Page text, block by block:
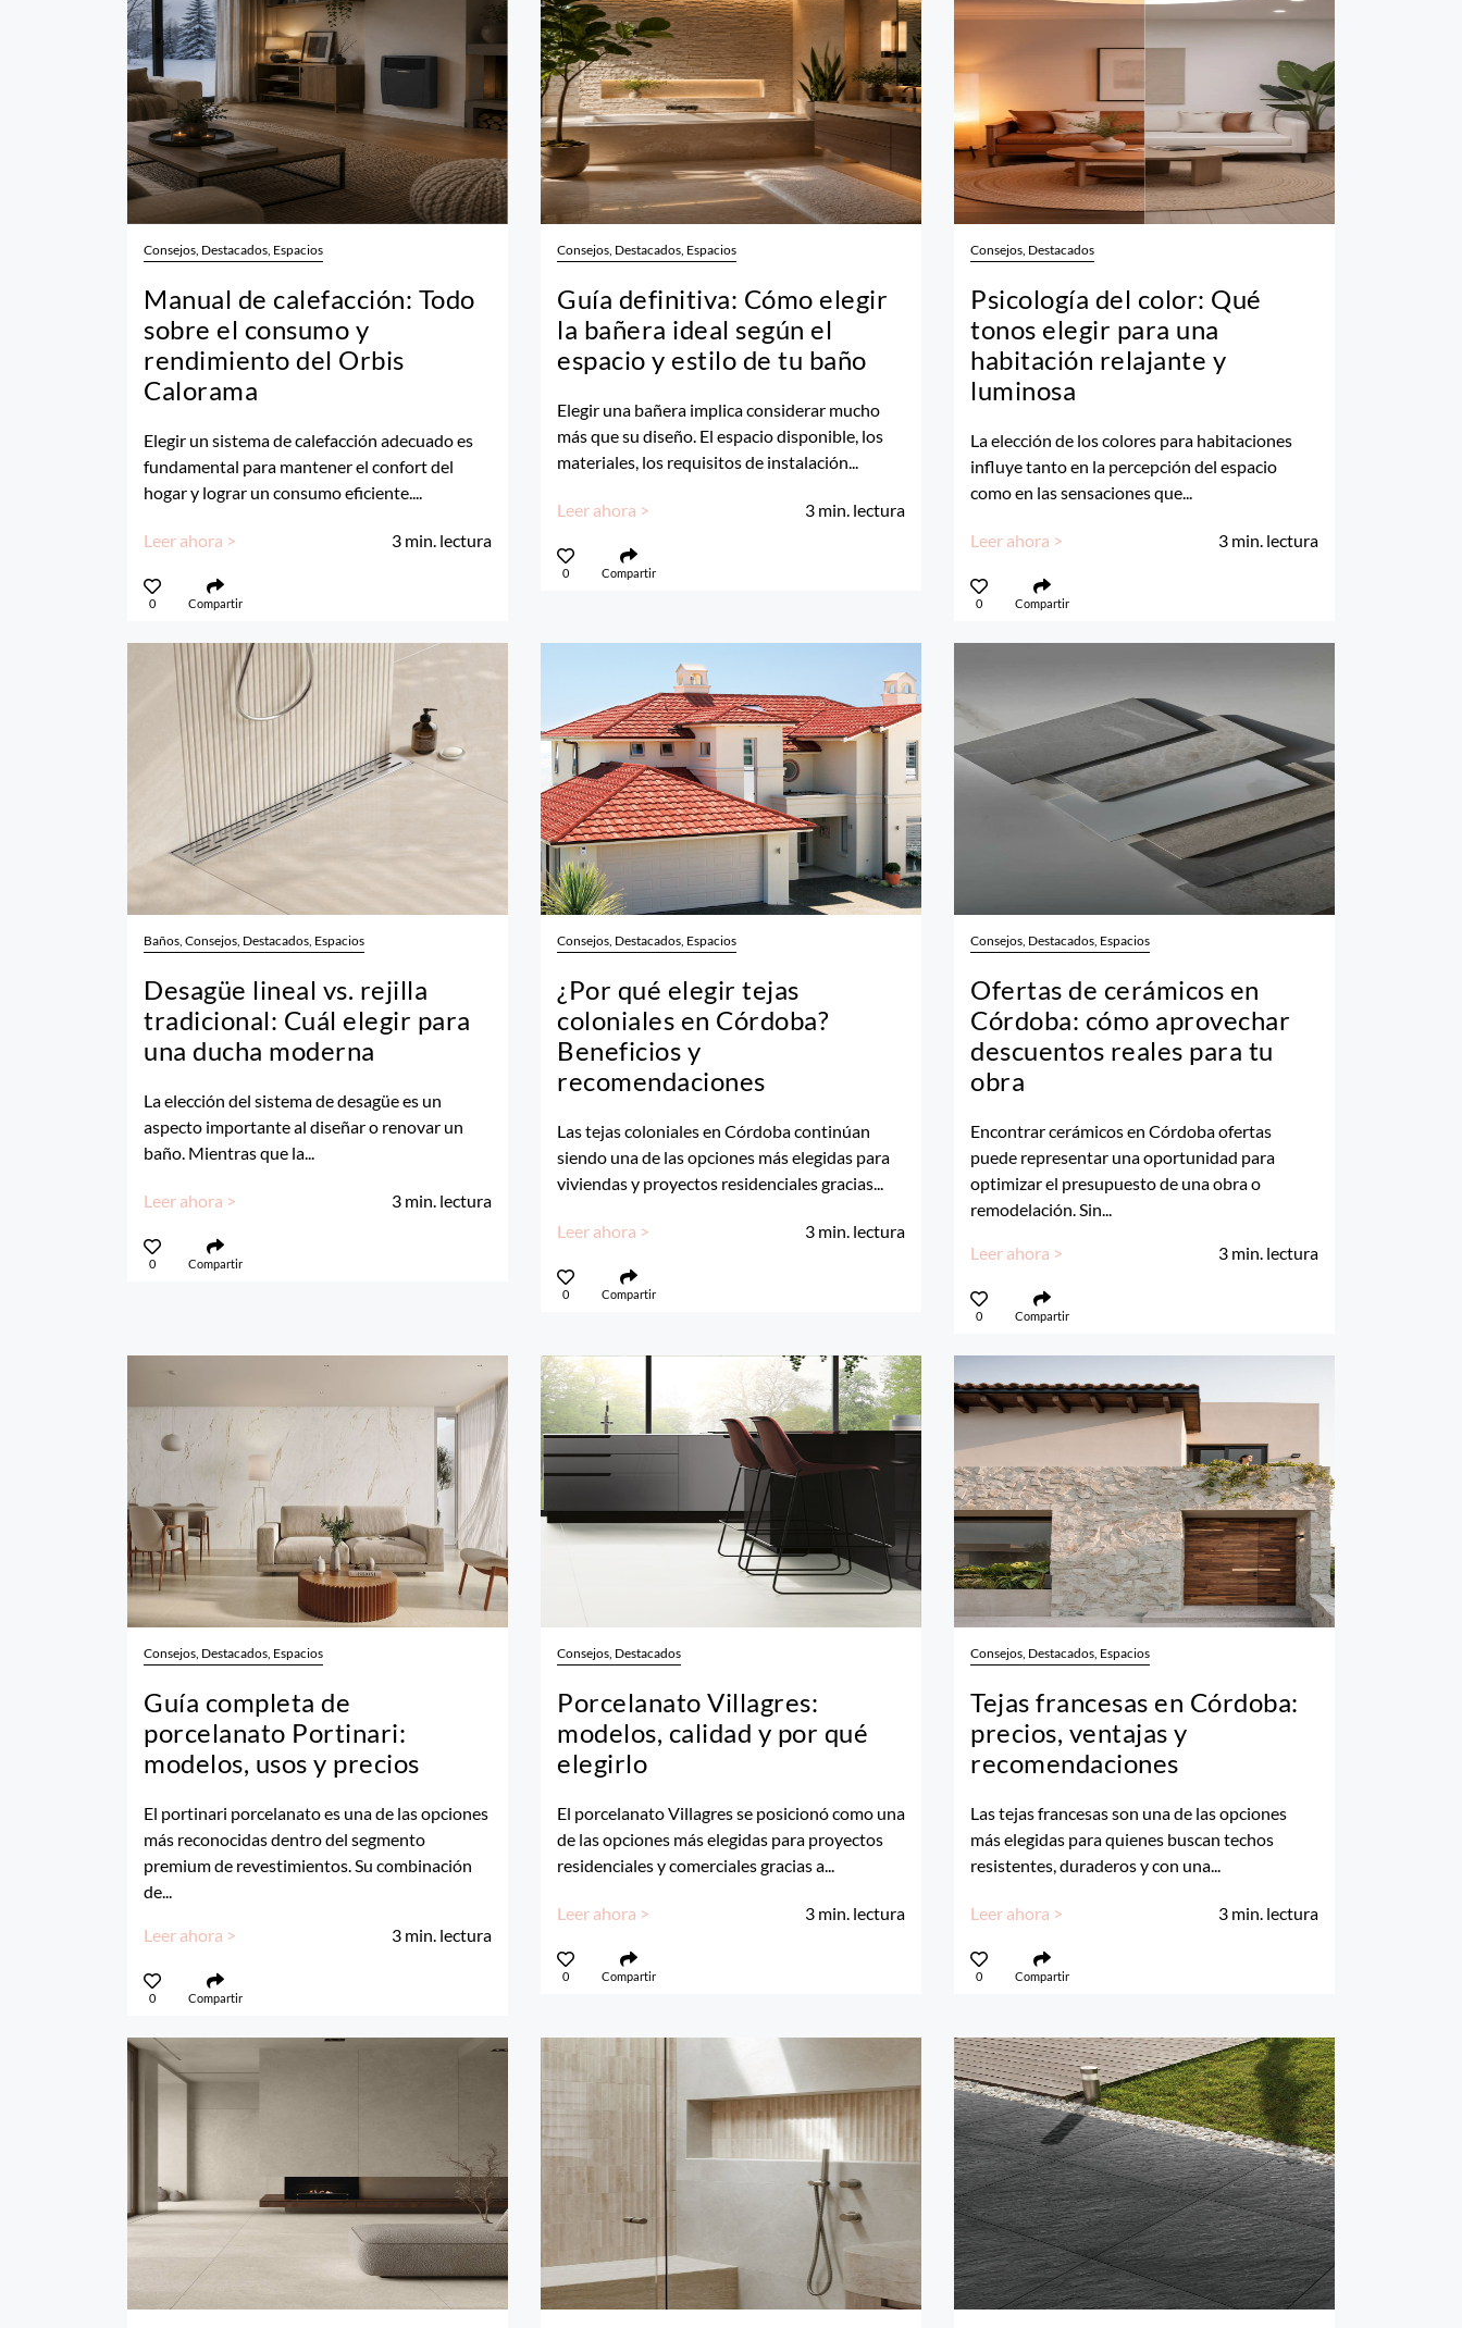
Consejos, Destacados, Espacios
Manual de calefacción: Todo
sobre el consumo y
rendimiento del Orbis
Calorama
Elegir un sistema de calefacción adecuado es
fundamental para mantener el confort del
hogar y lograr un consumo eficiente....
Leer ahora > 3 min. lectura
0 Compartir
Consejos, Destacados, Espacios
Guía definitiva: Cómo elegir
la bañera ideal según el
espacio y estilo de tu baño
Elegir una bañera implica considerar mucho
más que su diseño. El espacio disponible, los
materiales, los requisitos de instalación...
Leer ahora > 3 min. lectura
0 Compartir
Consejos, Destacados
Psicología del color: Qué
tonos elegir para una
habitación relajante y
luminosa
La elección de los colores para habitaciones
influye tanto en la percepción del espacio
como en las sensaciones que...
Leer ahora > 3 min. lectura
0 Compartir
Baños, Consejos, Destacados, Espacios
Desagüe lineal vs. rejilla
tradicional: Cuál elegir para
una ducha moderna
La elección del sistema de desagüe es un
aspecto importante al diseñar o renovar un
baño. Mientras que la...
Leer ahora > 3 min. lectura
0 Compartir
Consejos, Destacados, Espacios
¿Por qué elegir tejas
coloniales en Córdoba?
Beneficios y
recomendaciones
Las tejas coloniales en Córdoba continúan
siendo una de las opciones más elegidas para
viviendas y proyectos residenciales gracias...
Leer ahora > 3 min. lectura
0 Compartir
Consejos, Destacados, Espacios
Ofertas de cerámicos en
Córdoba: cómo aprovechar
descuentos reales para tu
obra
Encontrar cerámicos en Córdoba ofertas
puede representar una oportunidad para
optimizar el presupuesto de una obra o
remodelación. Sin...
Leer ahora > 3 min. lectura
0 Compartir
Consejos, Destacados, Espacios
Guía completa de
porcelanato Portinari:
modelos, usos y precios
El portinari porcelanato es una de las opciones
más reconocidas dentro del segmento
premium de revestimientos. Su combinación
de...
Leer ahora > 3 min. lectura
0 Compartir
Consejos, Destacados
Porcelanato Villagres:
modelos, calidad y por qué
elegirlo
El porcelanato Villagres se posicionó como una
de las opciones más elegidas para proyectos
residenciales y comerciales gracias a...
Leer ahora > 3 min. lectura
0 Compartir
Consejos, Destacados, Espacios
Tejas francesas en Córdoba:
precios, ventajas y
recomendaciones
Las tejas francesas son una de las opciones
más elegidas para quienes buscan techos
resistentes, duraderos y con una...
Leer ahora > 3 min. lectura
0 Compartir